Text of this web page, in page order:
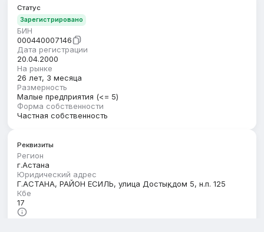
Статус
Зарегистрировано
БИН
000440007146
Дата регистрации
20.04.2000
На рынке
26 лет, 3 месяца
Размерность
Малые предприятия (<= 5)
Форма собственности
Частная собственность
Реквизиты
Регион
г.Астана
Юридический адрес
Г.АСТАНА, РАЙОН ЕСИЛЬ, улица Достық, дом 5, н.п. 125
Кбе
17